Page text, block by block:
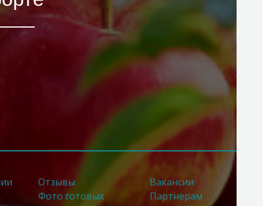
Отзывы
Фото готовых
Вакансии
Партнерам